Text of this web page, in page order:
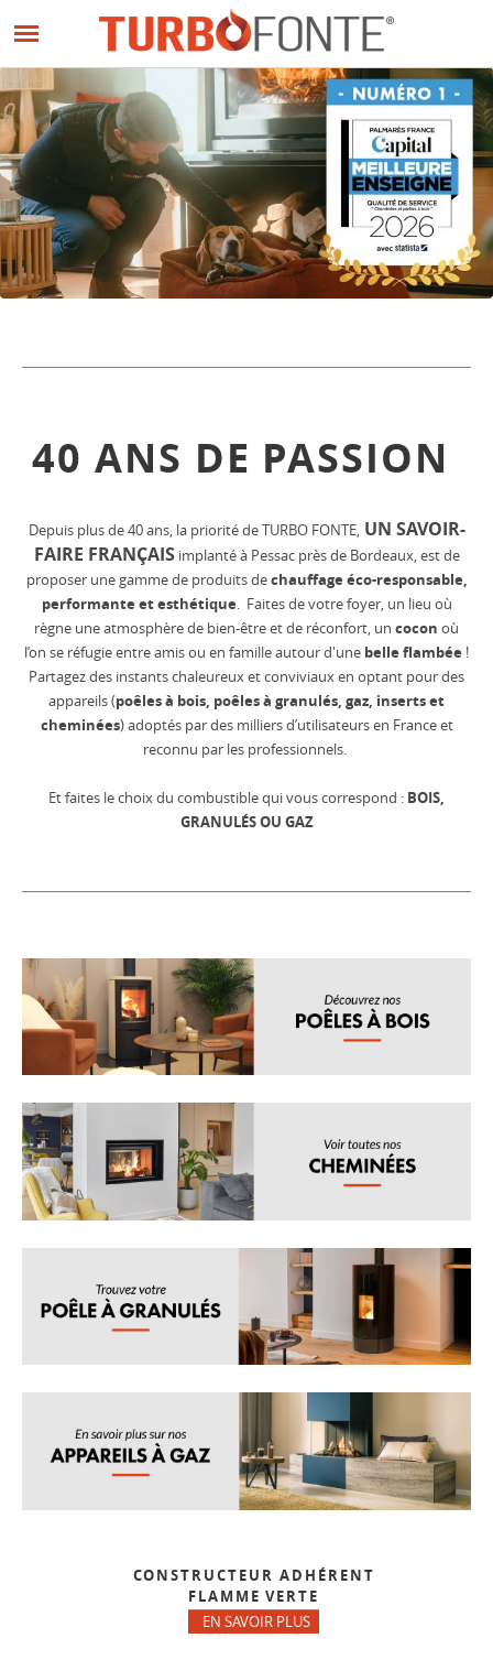
au
principal
40 ANS DE PASSION
Depuis plus de 40 ans, la priorité de TURBO FONTE,UN SAVOIR-
FAIRE FRANÇAISimplanté à Pessac près de Bordeaux, est de
proposer une gamme de produits dechauffage éco-responsable,
performante et esthétique. Faites de votre foyer, un lieu où
règne une atmosphère de bien-être et de réconfort, un cocon où
l’on se réfugie entre amis ou en famille autour d'une belle flambée !
Partagez des instants chaleureux et conviviaux en optant pour des
appareils (poêles à bois, poêles à granulés, gaz, inserts et
cheminées) adoptés par des milliers d’utilisateurs en France et
reconnu par les professionnels.
Et faites le choix du combustible qui vous correspond : BOIS,
GRANULÉS OU GAZ
CONSTRUCTEUR ADHÉRENT
FLAMME VERTE
EN SAVOIR PLUS
Panneau de gestion des cookies